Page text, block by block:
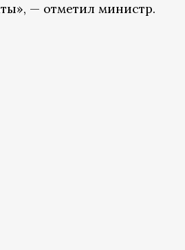
— отметил министр.